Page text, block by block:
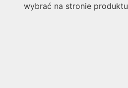
wybrać na stronie produktu